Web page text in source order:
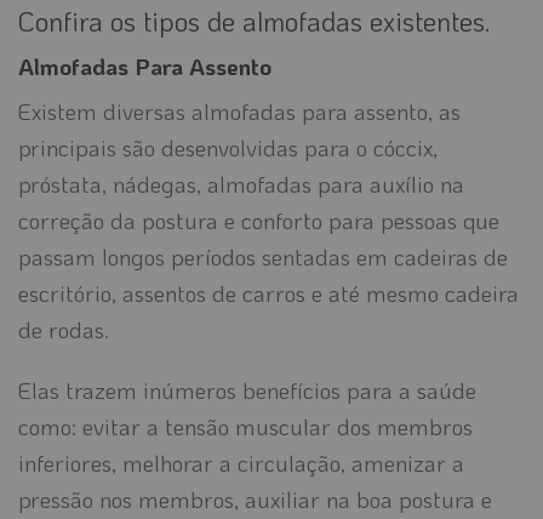
Confira os tipos de almofadas existentes.
Almofadas Para Assento
Existem diversas almofadas para assento, as
principais são desenvolvidas para o cóccix,
próstata, nádegas, almofadas para auxílio na
correção da postura e conforto para pessoas que
passam longos períodos sentadas em cadeiras de
escritório, assentos de carros e até mesmo cadeira
de rodas.
Elas trazem inúmeros benefícios para a saúde
como: evitar a tensão muscular dos membros
inferiores, melhorar a circulação, amenizar a
pressão nos membros, auxiliar na boa postura e